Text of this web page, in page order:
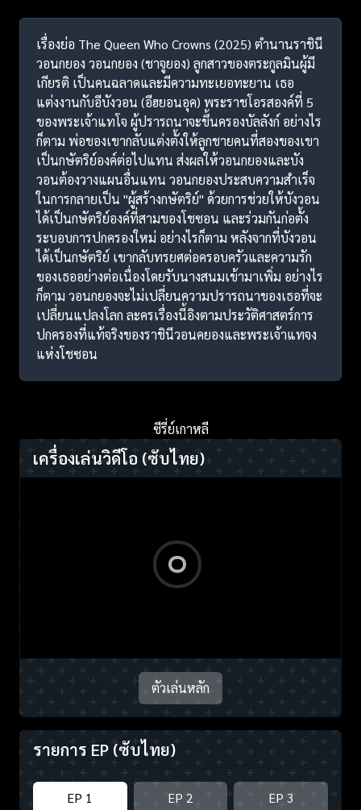
เรื่องย่อ The Queen Who Crowns (2025) ตำนานราชินี
วอนกยอง วอนกยอง (ชาจูยอง) ลูกสาวของตระกูลมินผู้มี
เกียรติ เป็นคนฉลาดและมีความทะเยอทะยาน เธอ
แต่งงานกับอีบังวอน (อีฮยอนอุค) พระราชโอรสองค์ที่ 5
ของพระเจ้าแทโจ ผู้ปรารถนาจะขึ้นครองบัลลังก์ อย่างไร
ก็ตาม พ่อของเขากลับแต่งตั้งให้ลูกชายคนที่สองของเขา
เป็นกษัตริย์องค์ต่อไปแทน ส่งผลให้วอนกยองและบัง
วอนต้องวางแผนอื่นแทน วอนกยองประสบความสำเร็จ
ในการกลายเป็น "ผู้สร้างกษัตริย์" ด้วยการช่วยให้บังวอน
ได้เป็นกษัตริย์องค์ที่สามของโชซอน และร่วมกันก่อตั้ง
ระบอบการปกครองใหม่ อย่างไรก็ตาม หลังจากที่บังวอน
ได้เป็นกษัตริย์ เขากลับทรยศต่อครอบครัวและความรัก
ของเธออย่างต่อเนื่องโดยรับนางสนมเข้ามาเพิ่ม อย่างไร
ก็ตาม วอนกยองจะไม่เปลี่ยนความปรารถนาของเธอที่จะ
เปลี่ยนแปลงโลก ละครเรื่องนี้อิงตามประวัติศาสตร์การ
ปกครองที่แท้จริงของราชินีวอนคยองและพระเจ้าแทจง
แห่งโชซอน
ซีรี่ย์เกาหลี
เครื่องเล่นวิดีโอ (ซับไทย)
ตัวเล่นหลัก
รายการ EP (ซับไทย)
EP 1 EP 2 EP 3